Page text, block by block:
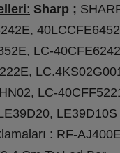
: Sharp ;
LC-
LC-
LE39D10S
: RF-